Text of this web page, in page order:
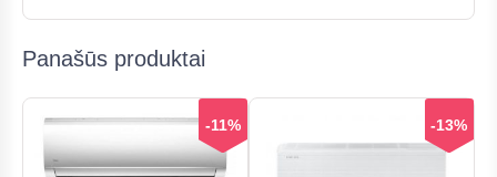
Panašūs produktai
-11% -13%